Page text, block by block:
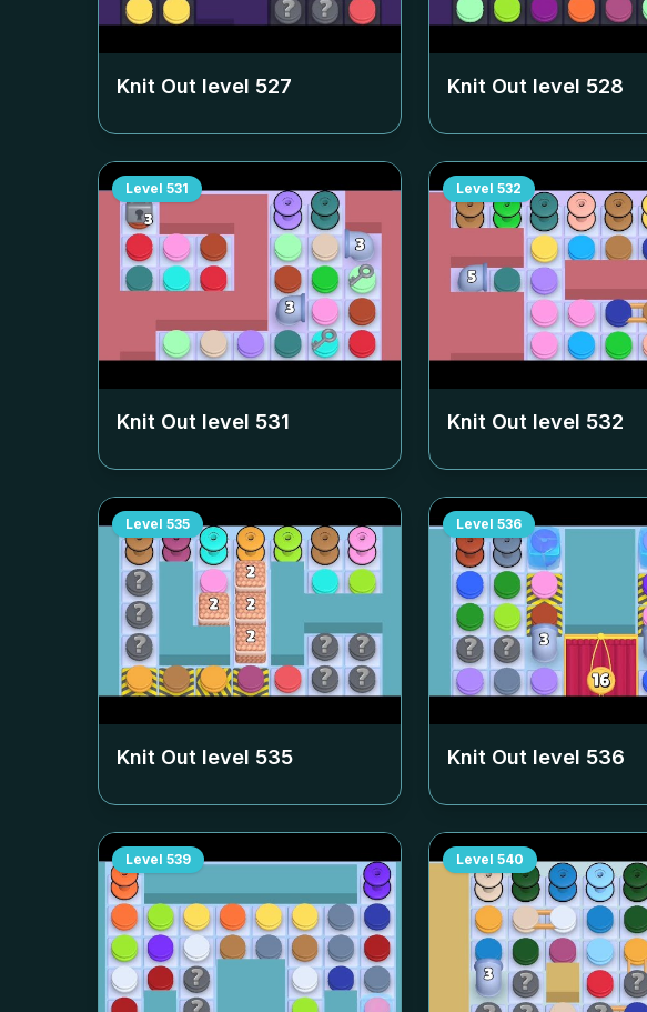
Knit Out level 527 Knit Out level 528
Level 531
Knit Out level 531
Level 532
Knit Out level 532
Level 535
Knit Out level 535
Level 536
Knit Out level 536
Level 539 Level 540